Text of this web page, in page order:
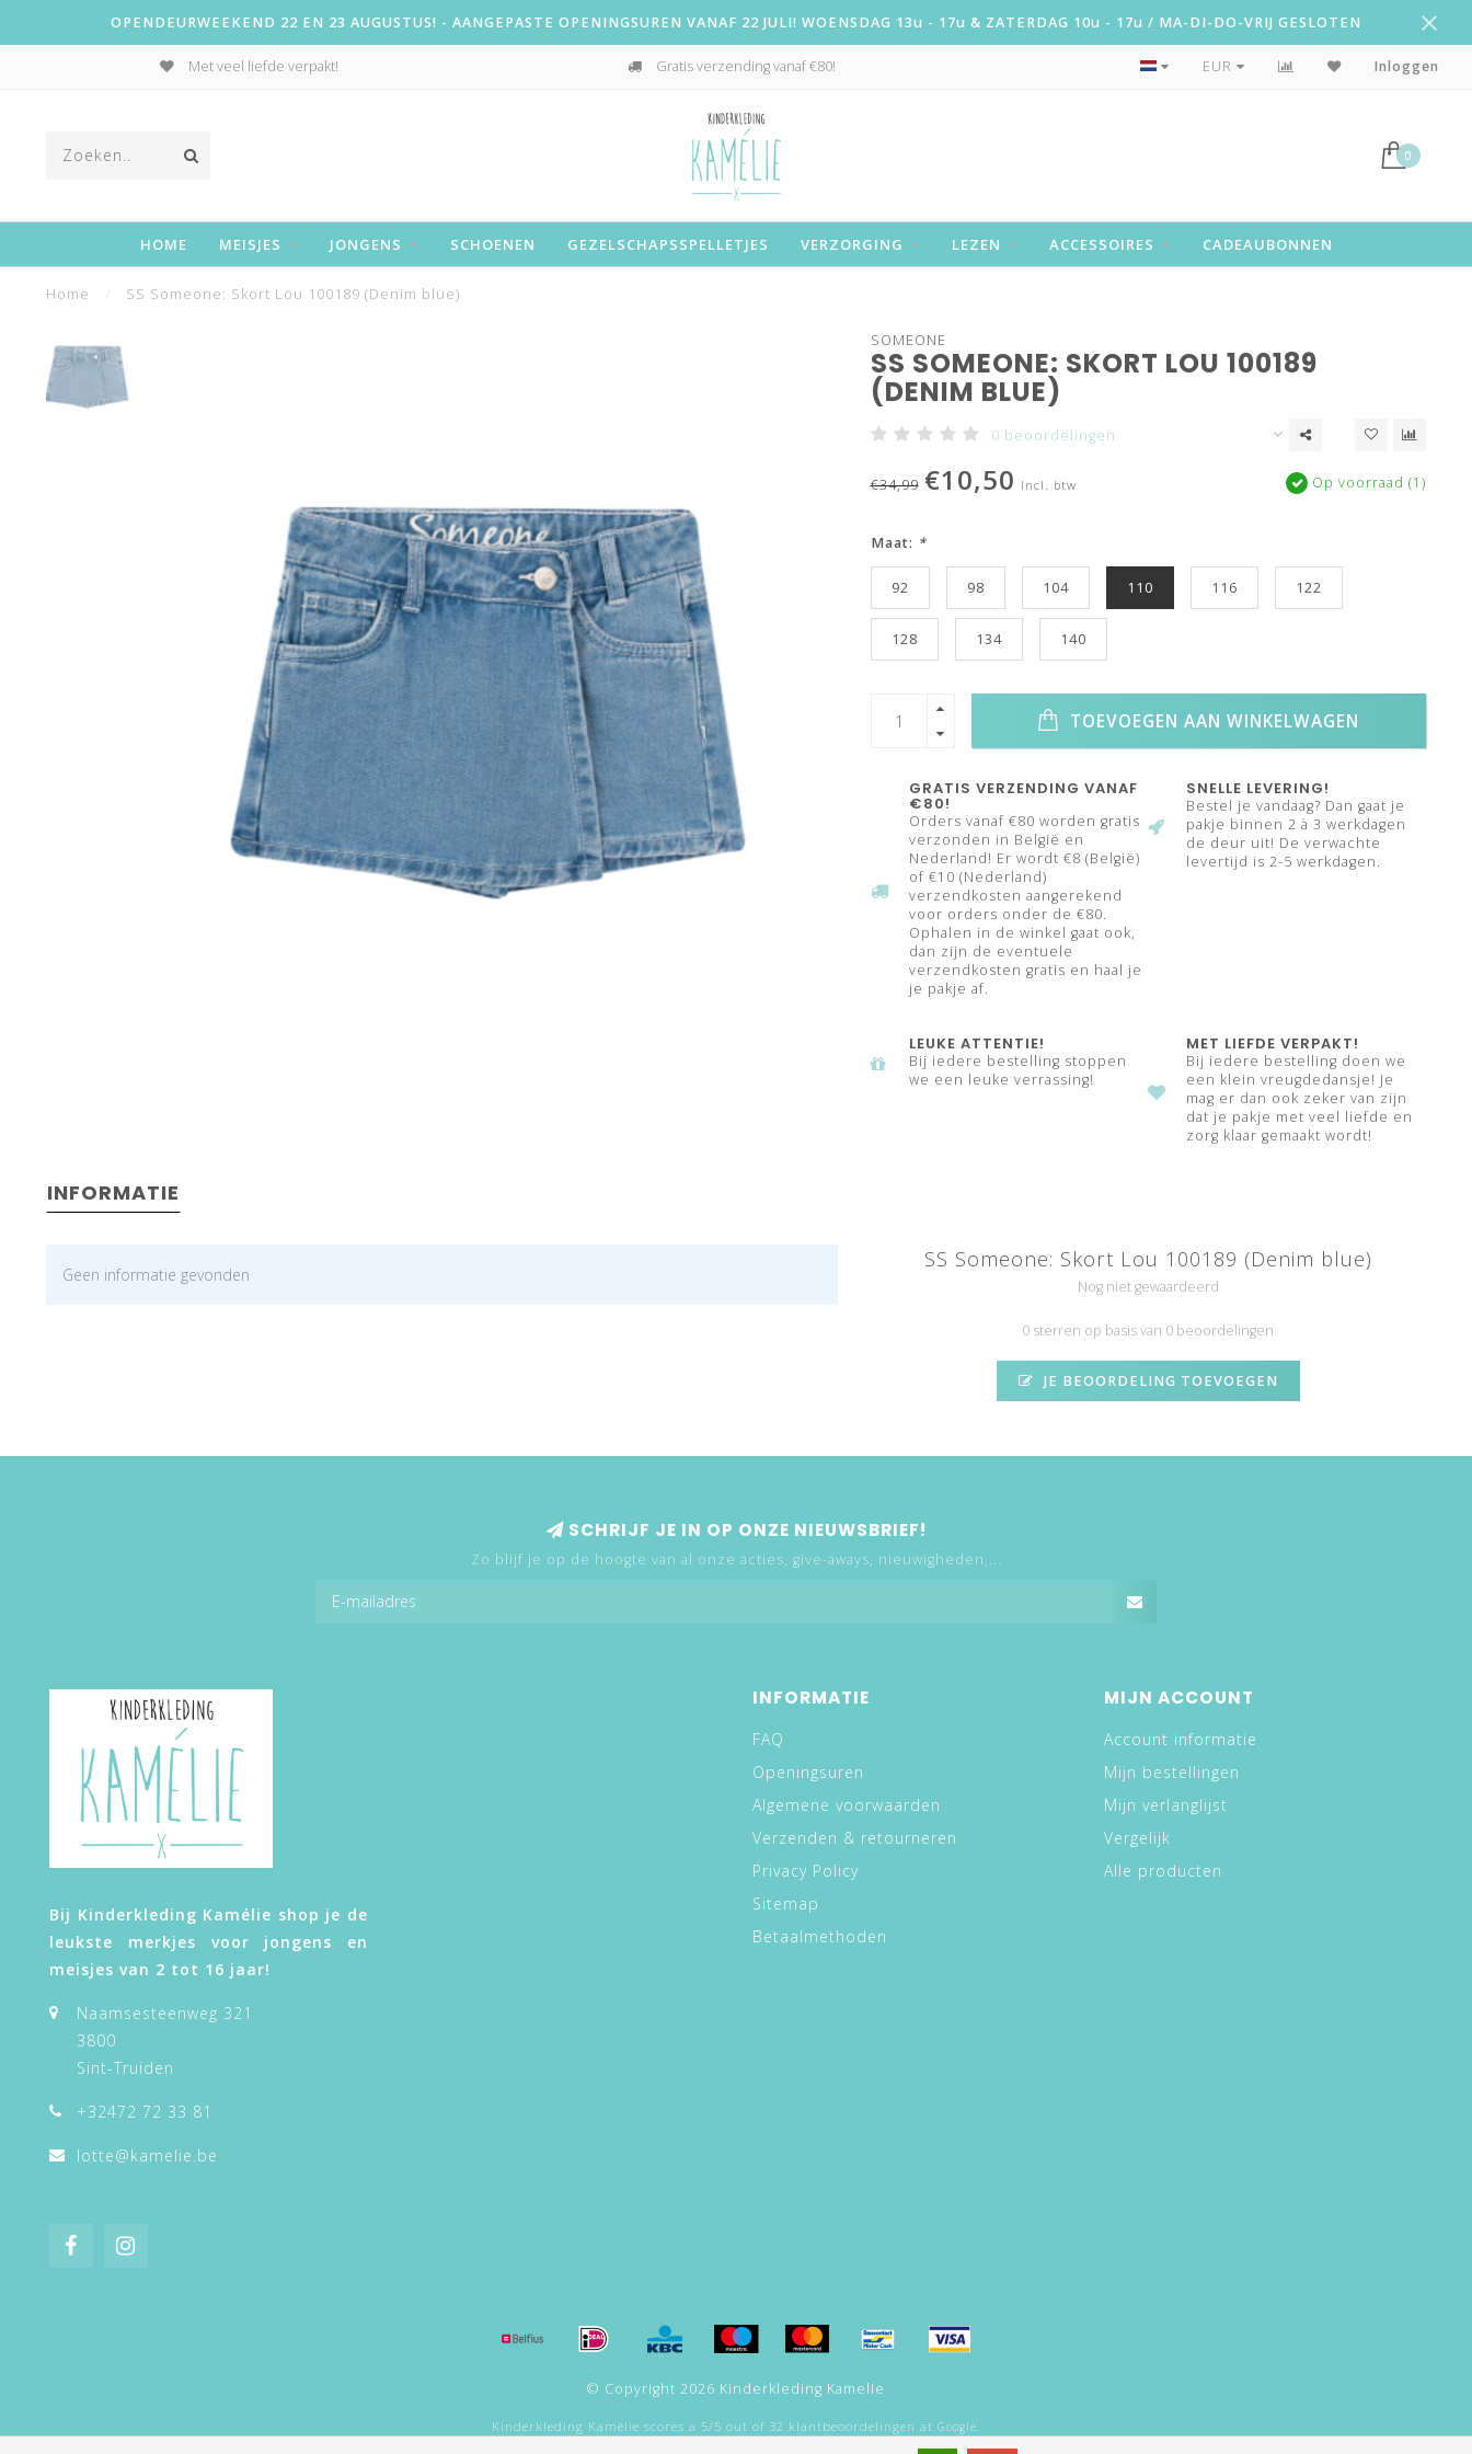
OPENDEURWEEKEND 22 EN 23 AUGUSTUS! - AANGEPASTE OPENINGSUREN VANAF 22 JULI! WOENSDAG 13u - 17u & ZATERDAG 10u - 17u / MA-DI-DO-VRIJ GESLOTEN
Met veel liefde verpakt! Gratis verzending vanaf €80! Snelle levering!
EUR Inloggen
0
HOME MEISJES JONGENS SCHOENEN GEZELSCHAPSSPELLETJES VERZORGING LEZEN ACCESSOIRES CADEAUBONNEN
Home SS Someone: Skort Lou 100189 (Denim blue)
SOMEONE
SS SOMEONE: SKORT LOU 100189
(DENIM BLUE)
0 beoordelingen
€34,99 €10,50 Incl. btw Op voorraad (1)
Maat: *
92 98 104 110 116 122
128 134 140
TOEVOEGEN AAN WINKELWAGEN
GRATIS VERZENDING VANAF
€80!
Orders vanaf €80 worden gratis
verzonden in België en
Nederland! Er wordt €8 (België)
of €10 (Nederland)
verzendkosten aangerekend
voor orders onder de €80.
Ophalen in de winkel gaat ook,
dan zijn de eventuele
verzendkosten gratis en haal je
je pakje af.
SNELLE LEVERING!
Bestel je vandaag? Dan gaat je
pakje binnen 2 à 3 werkdagen
de deur uit! De verwachte
levertijd is 2-5 werkdagen.
LEUKE ATTENTIE!
Bij iedere bestelling stoppen
we een leuke verrassing!
MET LIEFDE VERPAKT!
Bij iedere bestelling doen we
een klein vreugdedansje! Je
mag er dan ook zeker van zijn
dat je pakje met veel liefde en
zorg klaar gemaakt wordt!
INFORMATIE
Geen informatie gevonden
SS Someone: Skort Lou 100189 (Denim blue)
Nog niet gewaardeerd
0 sterren op basis van 0 beoordelingen
JE BEOORDELING TOEVOEGEN
SCHRIJF JE IN OP ONZE NIEUWSBRIEF!
Zo blijf je op de hoogte van al onze acties, give-aways, nieuwigheden,...
Bij Kinderkleding Kamélie shop je de
leukste merkjes voor jongens en
meisjes van 2 tot 16 jaar!
Naamsesteenweg 321
3800
Sint-Truiden
+32472 72 33 81
lotte@kamelie.be
INFORMATIE
FAQ
Openingsuren
Algemene voorwaarden
Verzenden & retourneren
Privacy Policy
Sitemap
Betaalmethoden
MIJN ACCOUNT
Account informatie
Mijn bestellingen
Mijn verlanglijst
Vergelijk
Alle producten
© Copyright 2026 Kinderkleding Kamelie
Kinderkleding Kamélie scores a 5/5 out of 32 klantbeoordelingen at Google.